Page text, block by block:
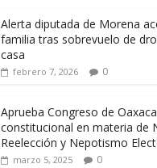
Alerta diputada de Morena
familia tras sobrevuelo de
casa
febrero 7, 2026 0
Aprueba Congreso de
constitucional en materia de
Reelección y Nepotismo
marzo 5, 2025 0